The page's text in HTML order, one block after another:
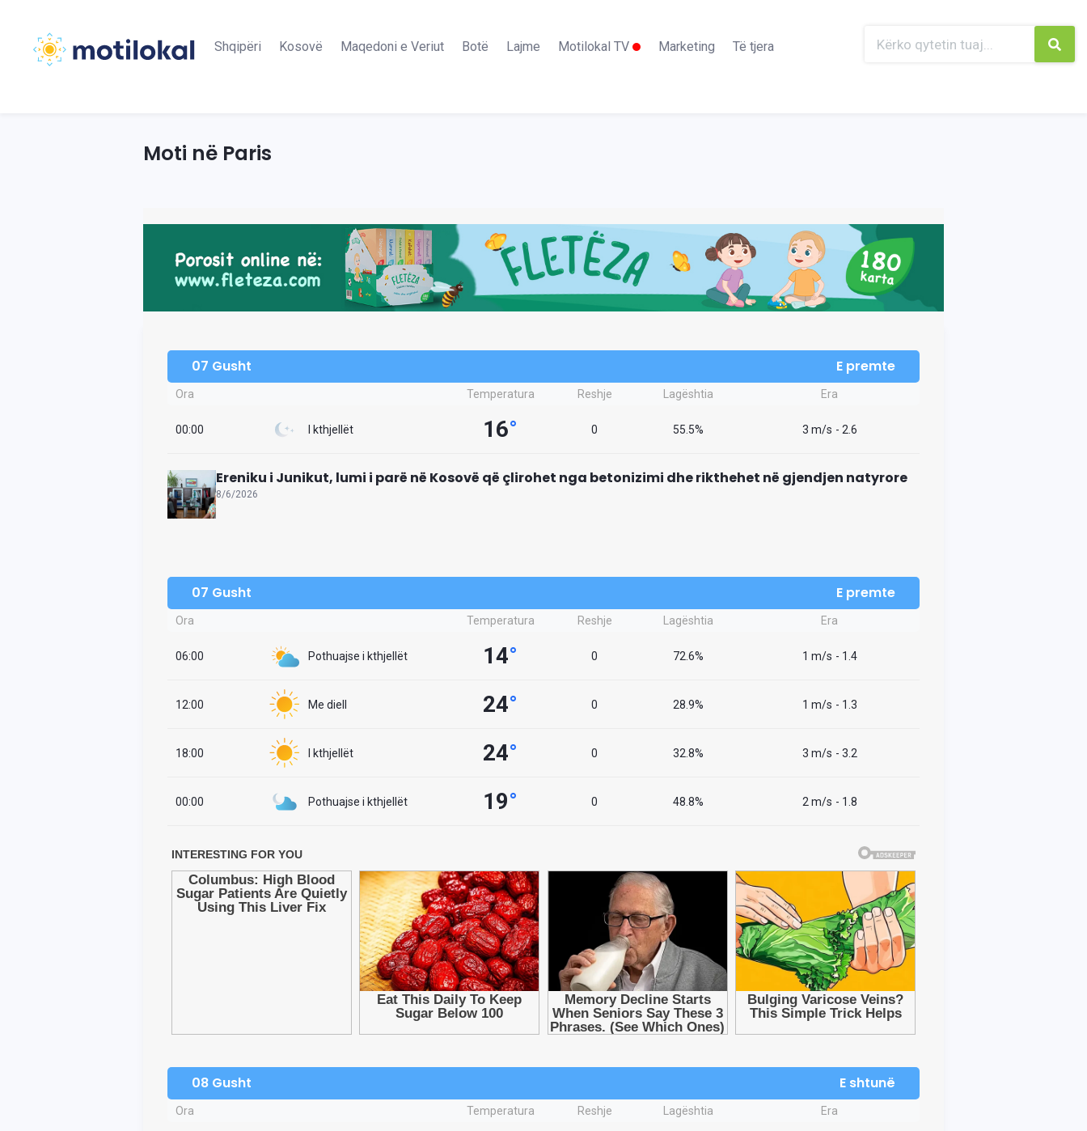
Shqipëri Kosovë Maqedoni e Veriut Botë Lajme Motilokal TV Marketing Të tjera
Moti në Paris
07 Gusht E premte
Ora Temperatura Reshje Lagështia Era
00:00 I kthjellët 16° 0 55.5% 3 m/s - 2.6
Ereniku i Junikut, lumi i parë në Kosovë që çlirohet nga betonizimi dhe rikthehet në gjendjen natyrore
8/6/2026
07 Gusht E premte
Ora Temperatura Reshje Lagështia Era
06:00 Pothuajse i kthjellët 14° 0 72.6% 1 m/s - 1.4
12:00 Me diell 24° 0 28.9% 1 m/s - 1.3
18:00 I kthjellët 24° 0 32.8% 3 m/s - 3.2
00:00 Pothuajse i kthjellët 19° 0 48.8% 2 m/s - 1.8
08 Gusht E shtunë
Ora Temperatura Reshje Lagështia Era